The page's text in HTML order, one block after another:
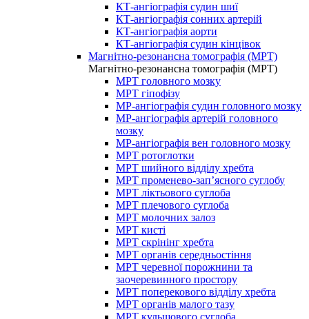
КТ-ангіографія судин шиї
КТ-ангіографія сонних артерій
КТ-ангіографія аорти
КТ-ангіографія судин кінцівок
Магнітно-резонансна томографія (МРТ)
Магнітно-резонансна томографія (МРТ)
МРТ головного мозку
МРТ гіпофізу
МР-ангіографія судин головного мозку
МР-ангіографія артерій головного
мозку
МР-ангіографія вен головного мозку
МРТ ротоглотки
МРТ шийного відділу хребта
МРТ променево-зап’ясного суглобу
МРТ ліктьового суглоба
МРТ плечового суглоба
МРТ молочних залоз
МРТ кисті
МРТ скрінінг хребта
МРТ органів середньостіння
МРТ черевної порожнини та
заочеревинного простору
МРТ поперекового відділу хребта
МРТ органів малого тазу
МРТ кульшового суглоба